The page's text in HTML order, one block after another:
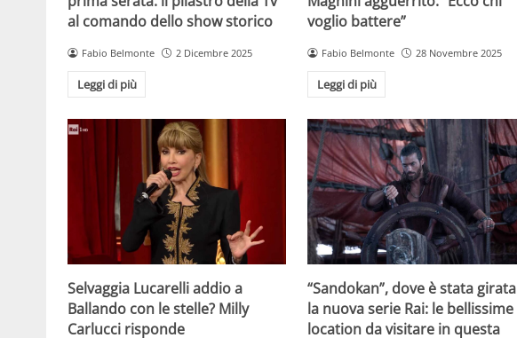
al comando dello show storico
Fabio Belmonte 2 Dicembre 2025
Leggi di più
voglio battere”
Fabio Belmonte 28 Novembre 2025
Leggi di più
Selvaggia Lucarelli addio a
Ballando con le stelle? Milly
Carlucci risponde
“Sandokan”, dove è stata girata
la nuova serie Rai: le bellissime
location da visitare in questa